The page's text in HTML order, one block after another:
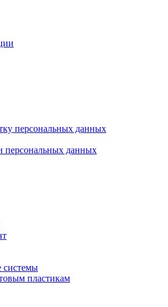
персональных данных
персональных данных
системы
пластикам